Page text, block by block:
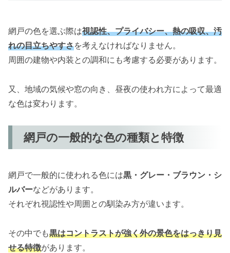
網戸の色を選ぶ際は視認性、プライバシー、熱の吸収、汚
れの目立ちやすさを考えなければなりません。
周囲の建物や内装との調和にも考慮する必要があります。
又、地域の気候や窓の向き、昼夜の使われ方によって最適
な色は変わります。
網戸の一般的な色の種類と特徴
網戸で一般的に使われる色には黒・グレー・ブラウン・シ
ルバーなどがあります。
それぞれ視認性や周囲との馴染み方が違います。
その中でも黒はコントラストが強く外の景色をはっきり見
せる特徴があります。